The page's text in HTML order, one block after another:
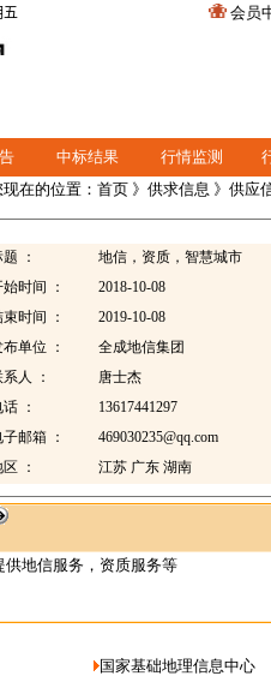
五 会员
中标结果 行情监测
在的位置： 首页 》 供求信息 》供应
：
地信，资质，智慧城市
时间 ：
2018-10-08
时间 ：
2019-10-08
单位 ：
全成地信集团
人 ：
唐士杰
：
13617441297
邮箱 ：
469030235@qq.com
：
江苏 广东 湖南
供地信服务，资质服务等
国家基础地理信息中心